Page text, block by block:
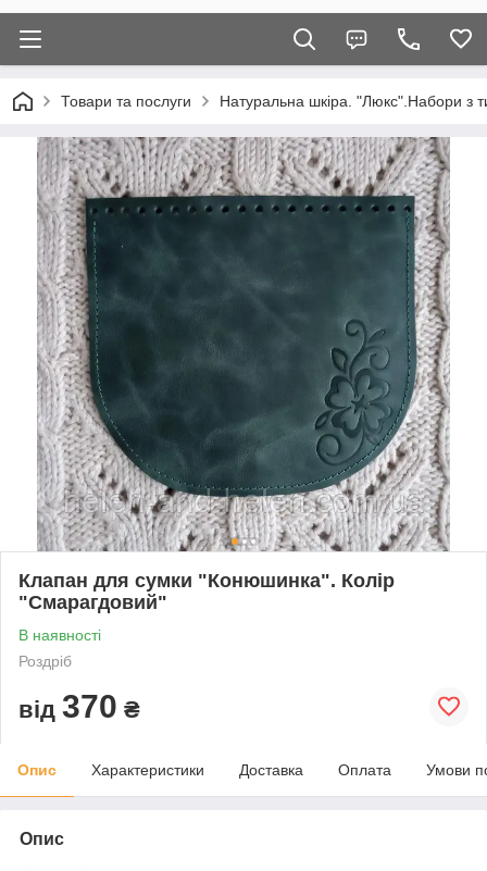
Товари та послуги Натуральна шкіра. "Люкс".Набори з
Клапан для сумки "Конюшинка". Колір
"Смарагдовий"
В наявності
Роздріб
від 370 ₴
Опис Характеристики Доставка Оплата Умови
Опис